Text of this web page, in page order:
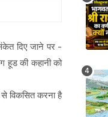
दिए जाने पर -
हूड की कहानी को
विकसित करना है